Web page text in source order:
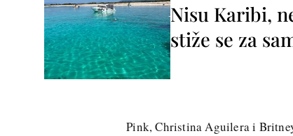
Nisu Karibi,
stiže se za
Pink, Christina Aguilera i